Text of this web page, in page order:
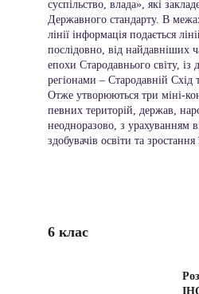
суспільство, влада», які
Державного стандарту. В
лінії інформація подається
послідовно, від найдавніших
епохи Стародавнього світу, із
регіонами – Стародавній Схід
Отже утворюються три міні-
певних територій, держав,
неодноразово, з урахуванням
здобувачів освіти та зростання
6 клас